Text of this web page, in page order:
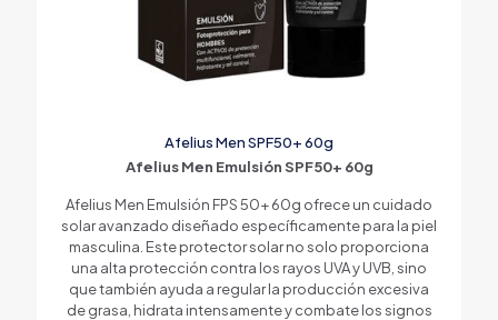
Afelius Men SPF50+ 60g
Afelius Men Emulsión SPF50+ 60g
Afelius Men Emulsión FPS 50+ 60g ofrece un cuidado
solar avanzado diseñado específicamente para la piel
masculina. Este protector solar no solo proporciona
una alta protección contra los rayos UVA y UVB, sino
que también ayuda a regular la producción excesiva
de grasa, hidrata intensamente y combate los signos